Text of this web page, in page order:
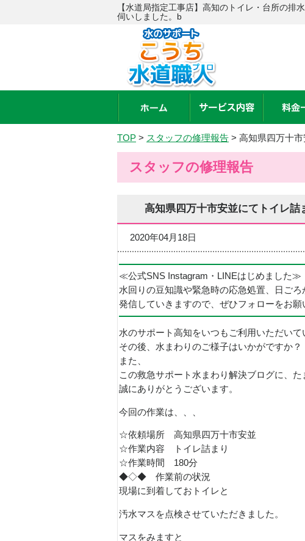
【水道局指定工事店】高知のトイレ・台所の
伺いしました。b
TOP > スタッフの修理報告 > 高知県四万十
スタッフの修理報告
高知県四万十市安並にてトイレ
2020年04月18日
≪公式SNS Instagram・LINEはじめました≫
水回りの豆知識や緊急時の応急処置、日ご
発信していきますので、ぜひフォローをお願
水のサポート高知をいつもご利用いただいて
その後、水まわりのご様子はいかがですか？
また、
この救急サポート水まわり解決ブログに、た
誠にありがとうございます。
今回の作業は、、、
☆依頼場所 高知県四万十市安並
☆作業内容 トイレ詰まり
☆作業時間 180分
◆◇◆ 作業前の状況
現場に到着しておトイレと
汚水マスを点検させていただきました。
マスをみますと